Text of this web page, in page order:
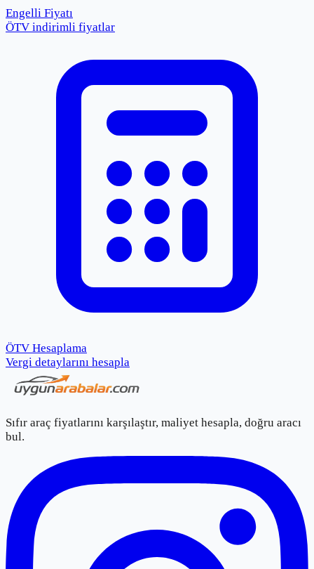
Engelli Fiyatı
ÖTV indirimli fiyatlar
ÖTV Hesaplama
Vergi detaylarını hesapla
Sıfır araç fiyatlarını karşılaştır, maliyet hesapla, doğru aracı
bul.